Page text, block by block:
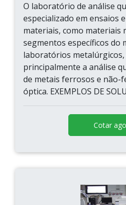
O laboratório de análise
especializado em ensaios
materiais, como materiais
segmentos específicos do
laboratórios metalúrgicos,
principalmente a análise
de metais ferrosos e não-
óptica. EXEMPLOS DE
Cotar